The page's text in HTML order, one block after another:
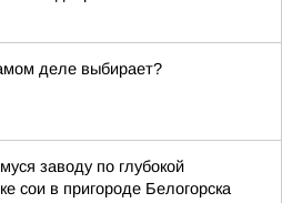
деле выбирает?
заводу по глубокой
сои в пригороде Белогорска